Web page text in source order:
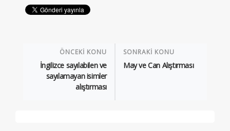
ÖNCEKİ KONU
İngilizce sayılabilen ve
sayılamayan isimler
alıştırması
SONRAKİ KONU
May ve Can Alıştırması